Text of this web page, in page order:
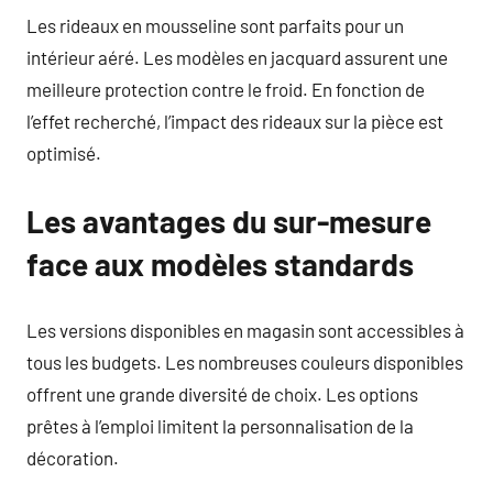
Les rideaux en mousseline sont parfaits pour un
intérieur aéré. Les modèles en jacquard assurent une
meilleure protection contre le froid. En fonction de
l’effet recherché, l’impact des rideaux sur la pièce est
optimisé.
Les avantages du sur-mesure
face aux modèles standards
Les versions disponibles en magasin sont accessibles à
tous les budgets. Les nombreuses couleurs disponibles
offrent une grande diversité de choix. Les options
prêtes à l’emploi limitent la personnalisation de la
décoration.